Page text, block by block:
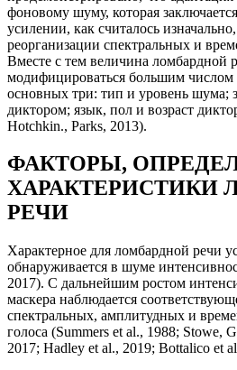
фоновому шуму, которая
усилении, как считалось
реорганизации спектральных и
Вместе с тем величина ломбардной
модифицироваться большим числом
основных три: тип и уровень шума;
диктором; язык, пол и возраст
Hotchkin., Parks, 2013).
ФАКТОРЫ,
ХАРАКТЕРИСТИКИ
РЕЧИ
Характерное для ломбардной речи
обнаруживается в шуме
2017). С дальнейшим ростом
маскера наблюдается
спектральных, амплитудных и
голоса (Summers et al., 1988; Stowe,
2017; Hadley et al., 2019; Bottalico et